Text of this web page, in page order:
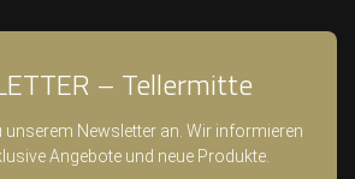
– Tellermitte
unserem Newsletter an. Wir informieren
Angebote und neue Produkte.